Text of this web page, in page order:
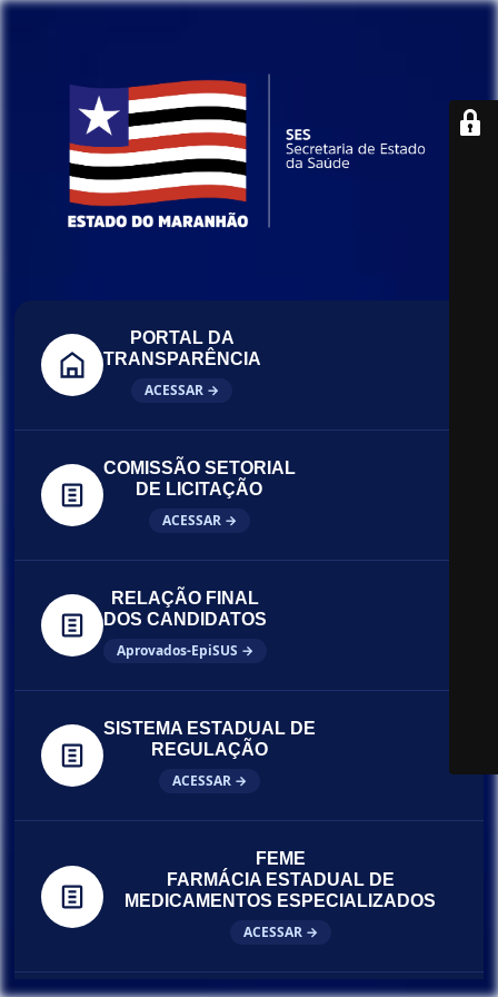
PORTAL DA
TRANSPARÊNCIA
ACESSAR →
COMISSÃO SETORIAL
DE LICITAÇÃO
ACESSAR →
RELAÇÃO FINAL
DOS CANDIDATOS
Aprovados-EpiSUS →
SISTEMA ESTADUAL DE
REGULAÇÃO
ACESSAR →
FEME
FARMÁCIA ESTADUAL DE
MEDICAMENTOS ESPECIALIZADOS
ACESSAR →